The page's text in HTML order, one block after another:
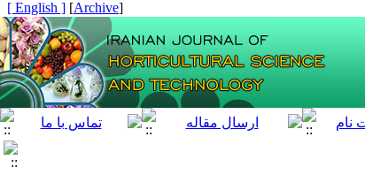
[
Archive
]
[ English ]